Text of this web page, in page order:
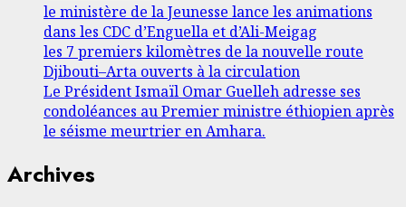
le ministère de la Jeunesse lance les animations
dans les CDC d’Enguella et d’Ali-Meigag
les 7 premiers kilomètres de la nouvelle route
Djibouti–Arta ouverts à la circulation
Le Président Ismaïl Omar Guelleh adresse ses
condoléances au Premier ministre éthiopien après
le séisme meurtrier en Amhara.
Archives